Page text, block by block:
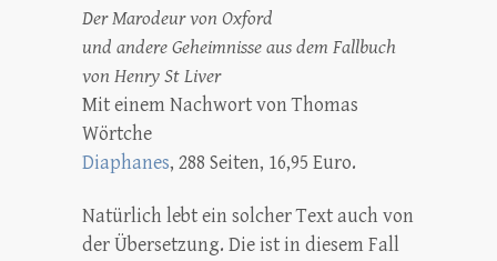
Der Marodeur von Oxford
und andere Geheimnisse aus dem Fallbuch
von Henry St Liver
Mit einem Nachwort von Thomas
Wörtche
Diaphanes, 288 Seiten, 16,95 Euro.
Natürlich lebt ein solcher Text auch von
der Übersetzung. Die ist in diesem Fall